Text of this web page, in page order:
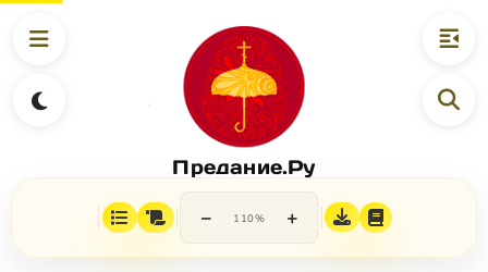
Предание.Ру
− 110% +